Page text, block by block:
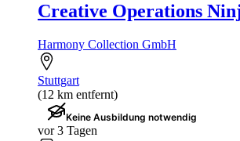
Creative Operations
Harmony Collection GmbH
Stuttgart
(12 km entfernt)
Keine Ausbildung notwendig
vor 3 Tagen